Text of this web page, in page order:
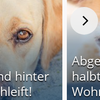
hinter